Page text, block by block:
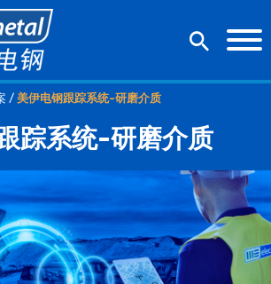
/ 美伊电钢跟踪系统-研磨介质
踪系统-研磨介质